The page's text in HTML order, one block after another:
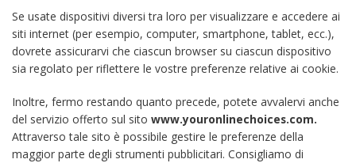
Se usate dispositivi diversi tra loro per visualizzare e accedere ai
siti internet (per esempio, computer, smartphone, tablet, ecc.),
dovrete assicurarvi che ciascun browser su ciascun dispositivo
sia regolato per riflettere le vostre preferenze relative ai cookie.
Inoltre, fermo restando quanto precede, potete avvalervi anche
del servizio offerto sul sito www.youronlinechoices.com.
Attraverso tale sito è possibile gestire le preferenze della
maggior parte degli strumenti pubblicitari. Consigliamo di